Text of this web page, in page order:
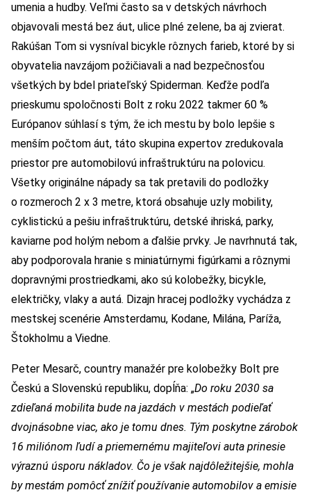
umenia a hudby. Veľmi často sa v detských návrhoch
objavovali mestá bez áut, ulice plné zelene, ba aj zvierat.
Rakúšan Tom si vysníval bicykle rôznych farieb, ktoré by si
obyvatelia navzájom požičiavali a nad bezpečnosťou
všetkých by bdel priateľský Spiderman. Keďže podľa
prieskumu spoločnosti Bolt z roku 2022 takmer 60 %
Európanov súhlasí s tým, že ich mestu by bolo lepšie s
menším počtom áut, táto skupina expertov zredukovala
priestor pre automobilovú infraštruktúru na polovicu.
Všetky originálne nápady sa tak pretavili do podložky
o rozmeroch 2 x 3 metre, ktorá obsahuje uzly mobility,
cyklistickú a pešiu infraštruktúru, detské ihriská, parky,
kaviarne pod holým nebom a ďalšie prvky. Je navrhnutá tak,
aby podporovala hranie s miniatúrnymi figúrkami a rôznymi
dopravnými prostriedkami, ako sú kolobežky, bicykle,
električky, vlaky a autá. Dizajn hracej podložky vychádza z
mestskej scenérie Amsterdamu, Kodane, Milána, Paríža,
Štokholmu a Viedne.
Peter Mesarč, country manažér pre kolobežky Bolt pre
Českú a Slovenskú republiku, dopĺňa: „Do roku 2030 sa
zdieľaná mobilita bude na jazdách v mestách podieľať
dvojnásobne viac, ako je tomu dnes. Tým poskytne zárobok
16 miliónom ľudí a priemernému majiteľovi auta prinesie
výraznú úsporu nákladov. Čo je však najdôležitejšie, mohla
by mestám pomôcť znížiť používanie automobilov a emisie